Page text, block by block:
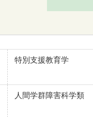
特別支援教育学
人間学群障害科学類